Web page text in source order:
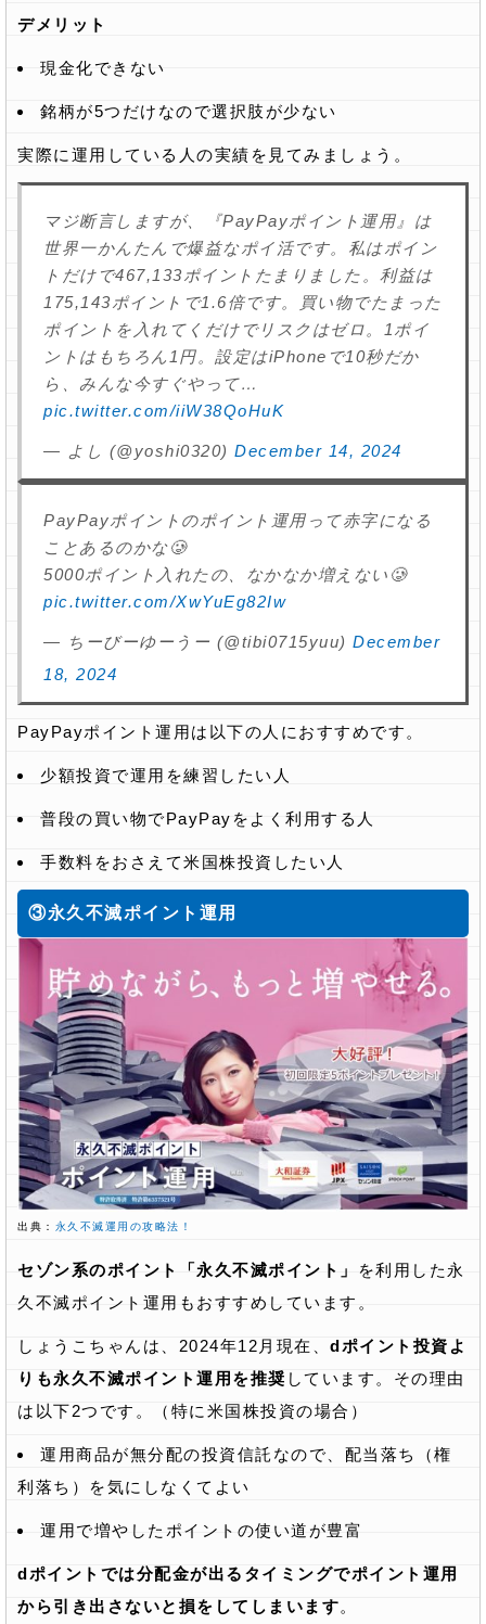
デメリット
現金化できない
銘柄が5つだけなので選択肢が少ない
実際に運用している人の実績を見てみましょう。
マジ断言しますが、『PayPayポイント運用』は
世界一かんたんで爆益なポイ活です。私はポイン
トだけで467,133ポイントたまりました。利益は
175,143ポイントで1.6倍です。買い物でたまった
ポイントを入れてくだけでリスクはゼロ。1ポイ
ントはもちろん1円。設定はiPhoneで10秒だか
ら、みんな今すぐやって…
pic.twitter.com/iiW38QoHuK
— よし (@yoshi0320) December 14, 2024
PayPayポイントのポイント運用って赤字になる
ことあるのかな🥲
5000ポイント入れたの、なかなか増えない🥲
pic.twitter.com/XwYuEg82Iw
— ちーびーゆーうー (@tibi0715yuu) December
18, 2024
PayPayポイント運用は以下の人におすすめです。
少額投資で運用を練習したい人
普段の買い物でPayPayをよく利用する人
手数料をおさえて米国株投資したい人
③永久不滅ポイント運用
出典： 永久不滅運用の攻略法！
セゾン系のポイント「永久不滅ポイント」
を利用した永
久不滅ポイント運用もおすすめしています。
しょうこちゃんは、2024年12月現在、 dポイント投資よ
りも永久不滅ポイント運用を推奨 しています。その理由
は以下2つです。（特に米国株投資の場合）
運用商品が無分配の投資信託なので、配当落ち（権
利落ち）を気にしなくてよい
運用で増やしたポイントの使い道が豊富
dポイントでは分配金が出るタイミングでポイント運用
から引き出さないと損をしてしまいます。